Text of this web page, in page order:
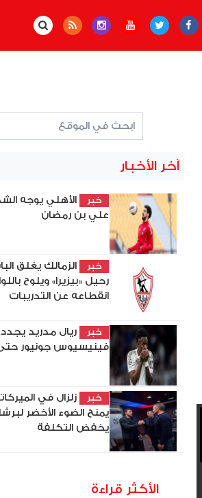
آخر الأخبار
خبر
الأهلي يوجه
علي بن رمضان
خبر
الزمالك يغلق
رحيل «بيزيرا» ويلوح
انقطاعه عن التدريبات
خبر
ريال مدريد
فينيسيوس جونيور حتى
خبر
زلزال في
يمنح الضوء الأخضر
يخفض التكلفة
الأكثر قراءة